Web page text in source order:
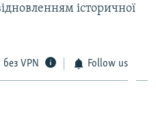
історичної
VPN Follow us